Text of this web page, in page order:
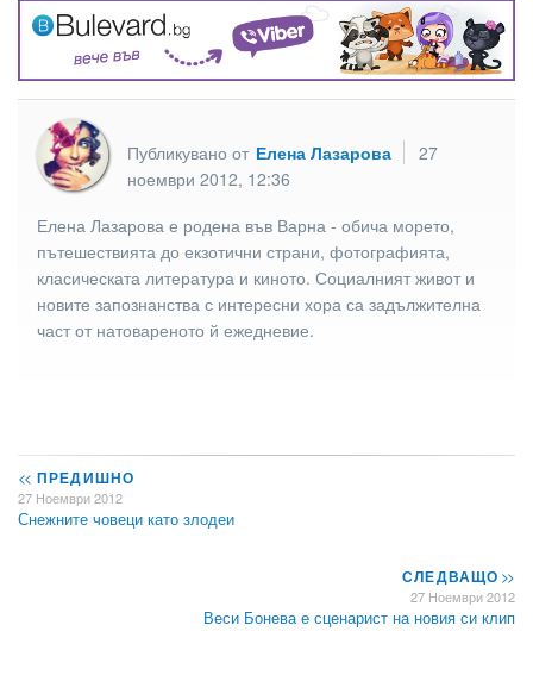
Публикувано от Елена Лазарова
27
ноември 2012, 12:36
Елена Лазарова е родена във Варна - обича морето,
пътешествията до екзотични страни, фотографията,
класическата литература и киното. Социалният живот и
новите запознанства с интересни хора са задължителна
част от натовареното й ежедневие.
<< ПРЕДИШНО
27 Ноември 2012
Снежните човеци като злодеи
СЛЕДВАЩО>>
27 Ноември 2012
Веси Бонева е сценарист на новия си клип